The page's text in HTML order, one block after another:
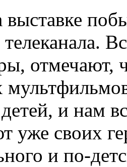
выставке
телеканала.
отмечают,
и нам
уже своих
и по-